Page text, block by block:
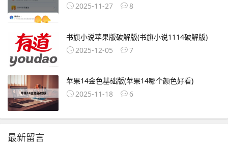
2025-11-27
8
书旗小说苹果版破解版(书旗小说1114破解版)
2025-12-05
7
苹果14金色基础版(苹果14哪个颜色好看)
2025-11-18
6
最新留言